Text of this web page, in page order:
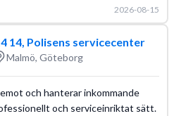
2026-08-15
14, Polisens servicecenter
Malmö, Göteborg
och hanterar inkommande
och serviceinriktat sätt.